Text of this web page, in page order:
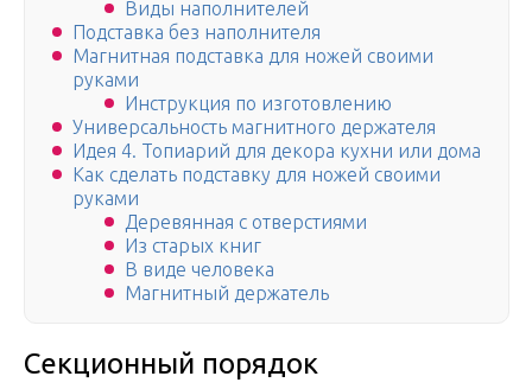
Виды наполнителей
Подставка без наполнителя
Магнитная подставка для ножей своими
руками
Инструкция по изготовлению
Универсальность магнитного держателя
Идея 4. Топиарий для декора кухни или дома
Как сделать подставку для ножей своими
руками
Деревянная с отверстиями
Из старых книг
В виде человека
Магнитный держатель
Секционный порядок